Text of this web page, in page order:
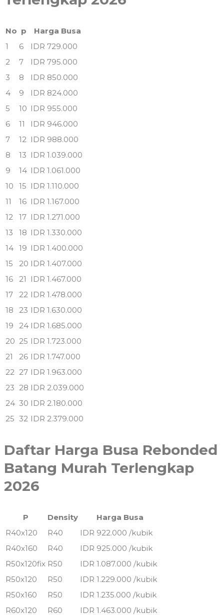
No p
Harga Busa
1
6
IDR 729.000
2
7
IDR 795.000
3
8
IDR 850.000
4
9
IDR 824.000
5
10 IDR 955.000
6
11
IDR 946.000
7
12 IDR 988.000
8
13 IDR 1.039.000
9
14 IDR 1.061.000
10
15 IDR 1.110.000
11
16 IDR 1.167.000
12
17 IDR 1.271.000
13
18 IDR 1.330.000
14 19 IDR 1.400.000
15
20 IDR 1.407.000
16
21
IDR 1.467.000
17
22 IDR 1.478.000
18
23 IDR 1.630.000
19
24 IDR 1.685.000
20 25 IDR 1.723.000
21
26 IDR 1.747.000
22 27 IDR 1.963.000
23 28 IDR 2.039.000
24 30 IDR 2.180.000
25 32 IDR 2.379.000
Daftar Harga Busa Rebonded
Batang Murah Terlengkap
2026
P Density
Harga Busa
R40x120
R40
IDR 922.000 /kubik
R40x160
R40
IDR 925.000 /kubik
R50x120fix R50
IDR 1.087.000 /kubik
R50x120
R50
IDR 1.229.000 /kubik
R50x160
R50
IDR 1.235.000 /kubik
R60x120
R60 IDR 1.463.000 /kubik